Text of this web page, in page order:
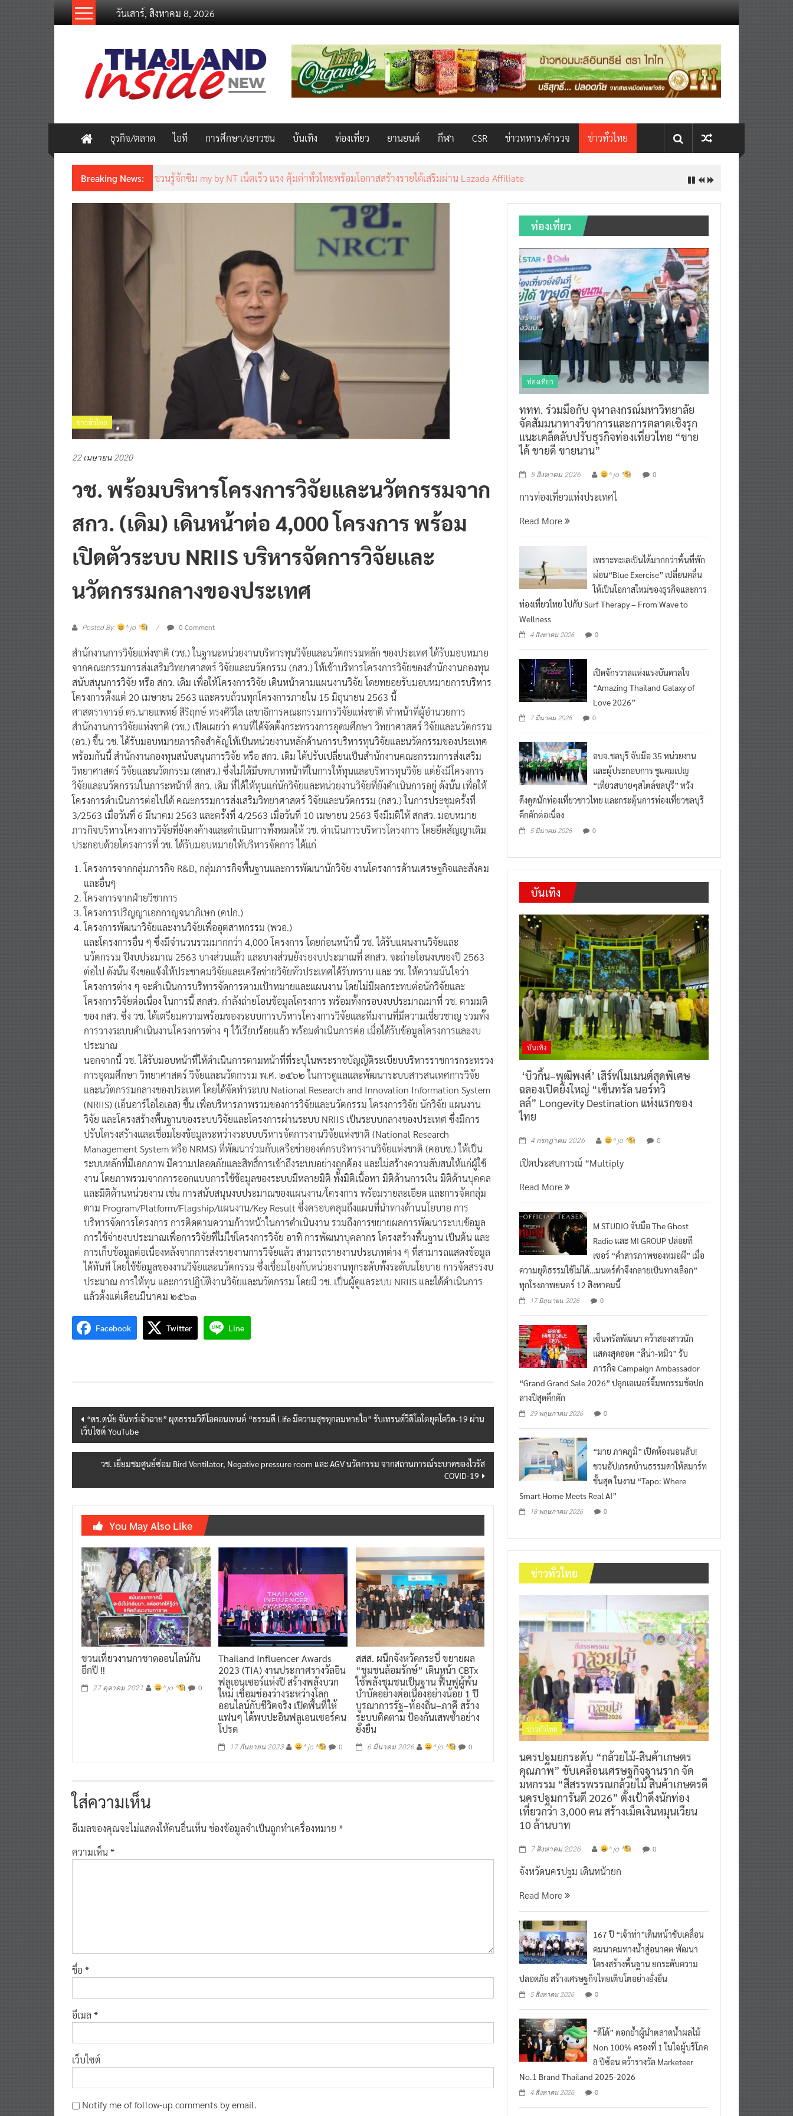
วันเสาร์, สิงหาคม 8, 2026
thailandinsidenew.com
Thailand
Inside
New
ธุรกิจ/ตลาด ไอที การศึกษา/เยาวชน บันเทิง ท่องเที่ยว ยานยนต์ กีฬา CSR ข่าวทหาร/ตำรวจ ข่าวทั่วไทย
Breaking News: ชวนรู้จักซิม my by NT เน็ตเร็ว แรง คุ้มค่าทั่วไทยพร้อมโอกาสสร้างรายได้เสริมผ่าน Lazada Affiliate
ข่าวทั่วไทย
22 เมษายน 2020
วช. พร้อมบริหารโครงการวิจัยและนวัตกรรมจาก
สกว. (เดิม) เดินหน้าต่อ 4,000 โครงการ พร้อม
เปิดตัวระบบ NRIIS บริหารจัดการวิจัยและ
นวัตกรรมกลางของประเทศ
Posted By: ^ jo ^ 0 Comment
สำนักงานการวิจัยแห่งชาติ (วช.) ในฐานะหน่วยงานบริหารทุนวิจัยและนวัตกรรมหลัก ของประเทศ ได้รับมอบหมาย
จากคณะกรรมการส่งเสริมวิทยาศาสตร์ วิจัยและนวัตกรรม (กสว.) ให้เข้าบริหารโครงการวิจัยของสำนักงานกองทุน
สนับสนุนการวิจัย หรือ สกว. เดิม เพื่อให้โครงการวิจัย เดินหน้าตามแผนงานวิจัย โดยทยอยรับมอบหมายการบริหาร
โครงการตั้งแต่ 20 เมษายน 2563 และครบถ้วนทุกโครงการภายใน 15 มิถุนายน 2563 นี้
ศาสตราจารย์ ดร.นายแพทย์ สิริฤกษ์ ทรงศิวิไล เลขาธิการคณะกรรมการวิจัยแห่งชาติ ทำหน้าที่ผู้อำนวยการ
สำนักงานการวิจัยแห่งชาติ (วช.) เปิดเผยว่า ตามที่ได้จัดตั้งกระทรวงการอุดมศึกษา วิทยาศาสตร์ วิจัยและนวัตกรรม
(อว.) ขึ้น วช. ได้รับมอบหมายภารกิจสำคัญให้เป็นหน่วยงานหลักด้านการบริหารทุนวิจัยและนวัตกรรมของประเทศ
พร้อมกันนี้ สำนักงานกองทุนสนับสนุนการวิจัย หรือ สกว. เดิม ได้ปรับเปลี่ยนเป็นสำนักงานคณะกรรมการส่งเสริม
วิทยาศาสตร์ วิจัยและนวัตกรรม (สกสว.) ซึ่งไม่ได้มีบทบาทหน้าที่ในการให้ทุนและบริหารทุนวิจัย แต่ยังมีโครงการ
วิจัยและนวัตกรรมในภาระหน้าที่ สกว. เดิม ที่ได้ให้ทุนแก่นักวิจัยและหน่วยงานวิจัยที่ยังดำเนินการอยู่ ดังนั้น เพื่อให้
โครงการดำเนินการต่อไปได้ คณะกรรมการส่งเสริมวิทยาศาสตร์ วิจัยและนวัตกรรม (กสว.) ในการประชุมครั้งที่
3/2563 เมื่อวันที่ 6 มีนาคม 2563 และครั้งที่ 4/2563 เมื่อวันที่ 10 เมษายน 2563 จึงมีมติให้ สกสว. มอบหมาย
ภารกิจบริหารโครงการวิจัยที่ยังคงค้างและดำเนินการทั้งหมดให้ วช. ดำเนินการบริหารโครงการ โดยยึดสัญญาเดิม
ประกอบด้วยโครงการที่ วช. ได้รับมอบหมายให้บริหารจัดการ ได้แก่
โครงการจากกลุ่มภารกิจ R&D, กลุ่มภารกิจพื้นฐานและการพัฒนานักวิจัย งานโครงการด้านเศรษฐกิจและสังคม
และอื่นๆ
โครงการจากฝ่ายวิชาการ
โครงการปริญญาเอกกาญจนาภิเษก (คปก.)
โครงการพัฒนาวิจัยและงานวิจัยเพื่ออุตสาหกรรม (พวอ.)
และโครงการอื่น ๆ ซึ่งมีจำนวนรวมมากกว่า 4,000 โครงการ โดยก่อนหน้านี้ วช. ได้รับแผนงานวิจัยและ
นวัตกรรม ปีงบประมาณ 2563 บางส่วนแล้ว และบางส่วนยังรองบประมาณที่ สกสว. จะถ่ายโอนงบของปี 2563
ต่อไป ดังนั้น จึงขอแจ้งให้ประชาคมวิจัยและเครือข่ายวิจัยทั่วประเทศได้รับทราบ และ วช. ให้ความมั่นใจว่า
โครงการต่าง ๆ จะดำเนินการบริหารจัดการตามเป้าหมายและแผนงาน โดยไม่มีผลกระทบต่อนักวิจัยและ
โครงการวิจัยต่อเนื่อง ในการนี้ สกสว. กำลังถ่ายโอนข้อมูลโครงการ พร้อมทั้งกรอบงบประมาณมาที่ วช. ตามมติ
ของ กสว. ซึ่ง วช. ได้เตรียมความพร้อมของระบบการบริหารโครงการวิจัยและทีมงานที่มีความเชี่ยวชาญ รวมทั้ง
การวางระบบดำเนินงานโครงการต่าง ๆ ไว้เรียบร้อยแล้ว พร้อมดำเนินการต่อ เมื่อได้รับข้อมูลโครงการและงบ
ประมาณ
นอกจากนี้ วช. ได้รับมอบหน้าที่ให้ดำเนินการตามหน้าที่ที่ระบุในพระราชบัญญัติระเบียบบริหารราชการกระทรวง
การอุดมศึกษา วิทยาศาสตร์ วิจัยและนวัตกรรม พ.ศ. ๒๕๖๒ ในการดูแลและพัฒนาระบบสารสนเทศการวิจัย
และนวัตกรรมกลางของประเทศ โดยได้จัดทำระบบ National Research and Innovation Information System
(NRIIS) (เอ็นอาร์ไอไอเอส) ขึ้น เพื่อบริหารภาพรวมของการวิจัยและนวัตกรรม โครงการวิจัย นักวิจัย แผนงาน
วิจัย และโครงสร้างพื้นฐานของระบบวิจัยและโครงการผ่านระบบ NRIIS เป็นระบบกลางของประเทศ ซึ่งมีการ
ปรับโครงสร้างและเชื่อมโยงข้อมูลระหว่างระบบบริหารจัดการงานวิจัยแห่งชาติ (National Research
Management System หรือ NRMS) ที่พัฒนาร่วมกับเครือข่ายองค์กรบริหารงานวิจัยแห่งชาติ (คอบช.) ให้เป็น
ระบบหลักที่มีเอกภาพ มีความปลอดภัยและสิทธิ์การเข้าถึงระบบอย่างถูกต้อง และไม่สร้างความสับสนให้แก่ผู้ใช้
งาน โดยภาพรวมจากการออกแบบการใช้ข้อมูลของระบบมีหลายมิติ ทั้งมิติเนื้อหา มิติด้านการเงิน มิติด้านบุคคล
และมิติด้านหน่วยงาน เช่น การสนับสนุนงบประมาณของแผนงาน/โครงการ พร้อมรายละเอียด และการจัดกลุ่ม
ตาม Program/Platform/Flagship/แผนงาน/Key Result ซึ่งครอบคลุมถึงแผนที่นำทางด้านนโยบาย การ
บริหารจัดการโครงการ การติดตามความก้าวหน้าในการดำเนินงาน รวมถึงการขยายผลการพัฒนาระบบข้อมูล
การใช้จ่ายงบประมาณเพื่อการวิจัยที่ไม่ใช่โครงการวิจัย อาทิ การพัฒนาบุคลากร โครงสร้างพื้นฐาน เป็นต้น และ
การเก็บข้อมูลต่อเนื่องหลังจากการส่งรายงานการวิจัยแล้ว สามารถรายงานประเภทต่าง ๆ ที่สามารถแสดงข้อมูล
ได้ทันที โดยใช้ข้อมูลของงานวิจัยและนวัตกรรม ซึ่งเชื่อมโยงกับหน่วยงานทุกระดับทั้งระดับนโยบาย การจัดสรรงบ
ประมาณ การให้ทุน และการปฏิบัติงานวิจัยและนวัตกรรม โดยมี วช. เป็นผู้ดูแลระบบ NRIIS และได้ดำเนินการ
แล้วตั้งแต่เดือนมีนาคม ๒๕๖๓
Facebook Twitter Line
Post
navigation
“ดร.ดนัย จันทร์เจ้าฉาย” ผุดธรรมวิดีโอคอนเทนต์ “ธรรมดี Life มีความสุขทุกลมหายใจ” รับเทรนด์วีดิโอโตยุคโควิด-19 ผ่าน
เว็บไซต์ YouTube
วช. เยี่ยมชมศูนย์ซ่อม Bird Ventilator, Negative pressure room และ AGV นวัตกรรม จากสถานการณ์ระบาดของไวรัส
COVID-19
You May Also Like
ชวนเที่ยวงานกาชาดออนไลน์กัน
อีกปี !!
27 ตุลาคม 2021 ^ jo ^ 0
Thailand Influencer Awards
2023 (TIA) งานประกาศรางวัลอิน
ฟลูเอนเซอร์แห่งปี สร้างพลังบวก
ใหม่ เชื่อมช่องว่างระหว่างโลก
ออนไลน์กับชีวิตจริง เปิดพื้นที่ให้
แฟนๆ ได้พบปะอินฟลูเอนเซอร์คน
โปรด
17 กันยายน 2023 ^ jo ^ 0
สสส. ผนึกจังหวัดกระบี่ ขยายผล
“ชุมชนล้อมรักษ์” เดินหน้า CBTx
ใช้พลังชุมชนเป็นฐาน ฟื้นฟูผู้พ้น
บำบัดอย่างต่อเนื่องอย่างน้อย 1 ปี
บูรณาการรัฐ–ท้องถิ่น–ภาคี สร้าง
ระบบติดตาม ป้องกันเสพซ้ำอย่าง
ยั่งยืน
6 มีนาคม 2026 ^ jo ^ 0
ใส่ความเห็น
อีเมลของคุณจะไม่แสดงให้คนอื่นเห็นช่องข้อมูลจำเป็นถูกทำเครื่องหมาย *
ความเห็น*
ชื่อ *
อีเมล *
เว็บไซต์
Notify me of follow-up comments by email.
ท่องเที่ยว
ท่องเที่ยว
ททท. ร่วมมือกับ จุฬาลงกรณ์มหาวิทยาลัย
จัดสัมมนาทางวิชาการและการตลาดเชิงรุก
แนะเคล็ดลับปรับธุรกิจท่องเที่ยวไทย “ขาย
ได้ ขายดี ขายนาน”
5 สิงหาคม 2026 ^ jo ^ 0
การท่องเที่ยวแห่งประเทศไ
Read More
เพราะทะเลเป็นได้มากกว่าพื้นที่พัก
ผ่อน“Blue Exercise” เปลี่ยนคลื่น
ให้เป็นโอกาสใหม่ของธุรกิจและการ
ท่องเที่ยวไทย ไปกับ Surf Therapy – From Wave to
Wellness
4 สิงหาคม 2026 0
เปิดจักรวาลแห่งแรงบันดาลใจ
“Amazing Thailand Galaxy of
Love 2026”
7 มีนาคม 2026 0
อบจ.ชลบุรี จับมือ 35 หน่วยงาน
และผู้ประกอบการ ชูแคมเปญ
“เที่ยวสบายๆสไตล์ชลบุรี” หวัง
ดึงดูดนักท่องเที่ยวชาวไทย และกระตุ้นการท่องเที่ยวชลบุรี
คึกคักต่อเนื่อง
5 มีนาคม 2026 0
บันเทิง
บันเทิง
‘บิวกิ้น–พุฒิพงศ์’ เสิร์ฟโมเมนต์สุดพิเศษ
ฉลองเปิดยิ่งใหญ่ “เซ็นทรัล นอร์ทวิ
ลล์” Longevity Destination แห่งแรกของ
ไทย
4 กรกฎาคม 2026 ^ jo ^ 0
เปิดประสบการณ์ “Multiply
Read More
M STUDIO จับมือ The Ghost
Radio และ MI GROUP ปล่อยที
เซอร์ “คำสารภาพของหมอผี” เมื่อ
ความยุติธรรมใช้ไม่ได้…มนตร์ดำจึงกลายเป็นทางเลือก”
ทุกโรงภาพยนตร์ 12 สิงหาคมนี้
17 มิถุนายน 2026 0
เซ็นทรัลพัฒนา คว้าสองสาวนัก
แสดงสุดฮอต “ลีน่า-หมิว” รับ
ภารกิจ Campaign Ambassador
“Grand Grand Sale 2026” ปลุกเอเนอร์จี้มหกรรมช้อปก
ลางปีสุดคึกคัก
29 พฤษภาคม 2026 0
“มาย ภาคภูมิ” เปิดห้องนอนลับ!
ชวนอัปเกรดบ้านธรรมดาให้สมาร์ท
ขั้นสุด ในงาน “Tapo: Where
Smart Home Meets Real AI”
18 พฤษภาคม 2026 0
ข่าวทั่วไทย
ข่าวทั่วไทย
นครปฐมยกระดับ “กล้วยไม้-สินค้าเกษตร
คุณภาพ” ขับเคลื่อนเศรษฐกิจฐานราก จัด
มหกรรม “สีสรรพรรณกล้วยไม้ สินค้าเกษตรดี
นครปฐมการันตี 2026” ตั้งเป้าดึงนักท่อง
เที่ยวกว่า 3,000 คน สร้างเม็ดเงินหมุนเวียน
10 ล้านบาท
7 สิงหาคม 2026 ^ jo ^ 0
จังหวัดนครปฐม เดินหน้ายก
Read More
167 ปี “เจ้าท่า”เดินหน้าขับเคลื่อน
คมนาคมทางน้ำสู่อนาคต พัฒนา
โครงสร้างพื้นฐาน ยกระดับความ
ปลอดภัย สร้างเศรษฐกิจไทยเติบโตอย่างยั่งยืน
5 สิงหาคม 2026 0
“ดีโด้” ตอกย้ำผู้นำตลาดน้ำผลไม้
Non 100% ครองที่ 1 ในใจผู้บริโภค
8 ปีซ้อน คว้ารางวัล Marketeer
No.1 Brand Thailand 2025-2026
4 สิงหาคม 2026 0